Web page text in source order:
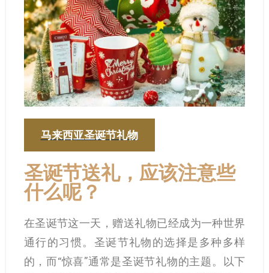
马来西亚圣诞节礼物
圣诞节送礼，应该注意些
什么呢？
在圣诞节这一天，赠送礼物已经成为一种世界
通行的习惯。圣诞节礼物的选择是多种多样
的，而“惊喜”通常是圣诞节礼物的主题。以下